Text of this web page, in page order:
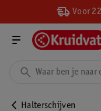
Voor
Halterschijven